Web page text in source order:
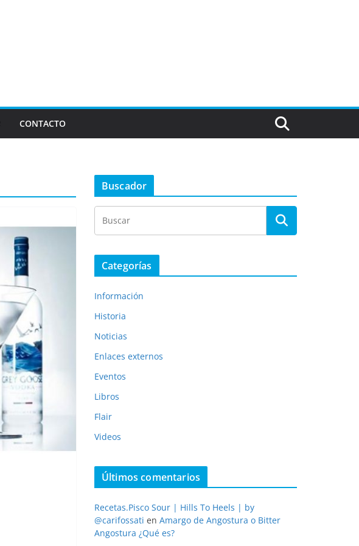
CONTACTO
Buscador
Categorías
Información
Historia
Noticias
Enlaces externos
Eventos
Libros
Flair
Videos
Últimos comentarios
Recetas.Pisco Sour | Hills To Heels | by
@carifossati en Amargo de Angostura o Bitter
Angostura ¿Qué es?